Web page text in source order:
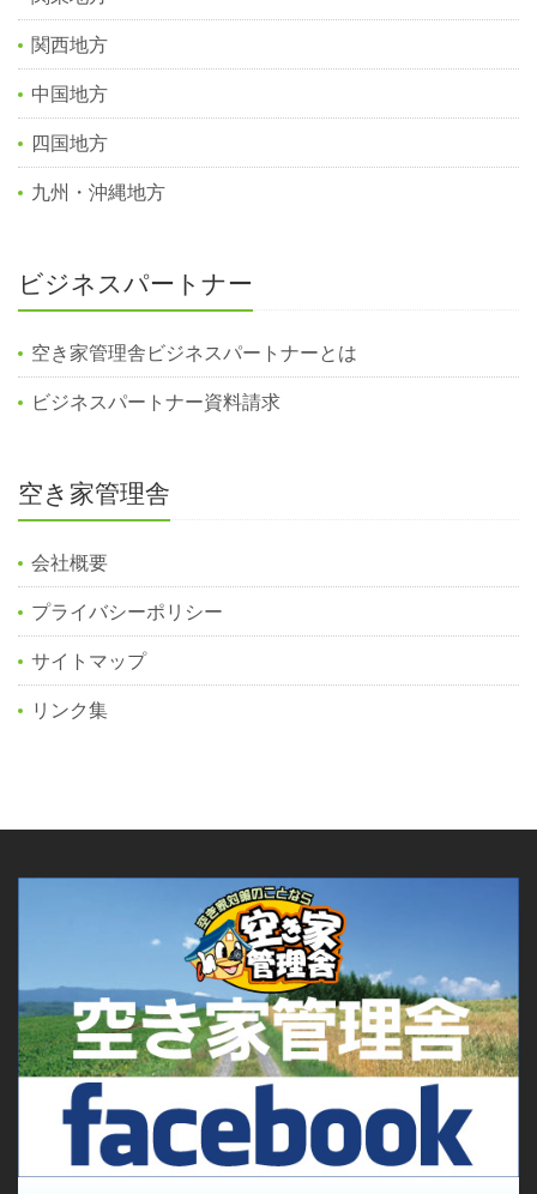
関西地方
中国地方
四国地方
九州・沖縄地方
ビジネスパートナー
空き家管理舎ビジネスパートナーとは
ビジネスパートナー資料請求
空き家管理舎
会社概要
プライバシーポリシー
サイトマップ
リンク集